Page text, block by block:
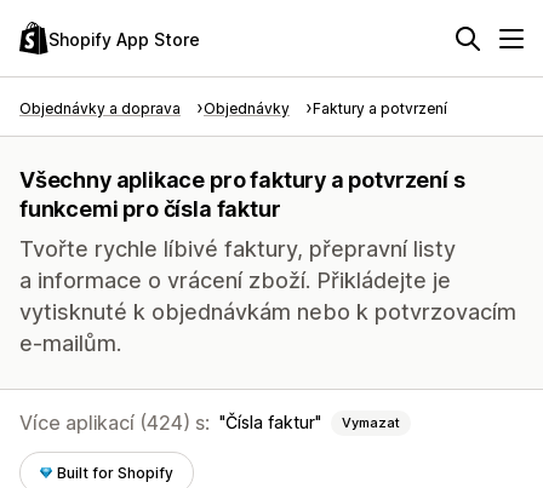
Shopify App Store
Objednávky a doprava Objednávky Faktury a potvrzení
Všechny aplikace pro faktury a potvrzení s
funkcemi pro čísla faktur
Tvořte rychle líbivé faktury, přepravní listy
a informace o vrácení zboží. Přikládejte je
vytisknuté k objednávkám nebo k potvrzovacím
e-mailům.
Více aplikací (424) s: Čísla faktur Vymazat
Built for Shopify